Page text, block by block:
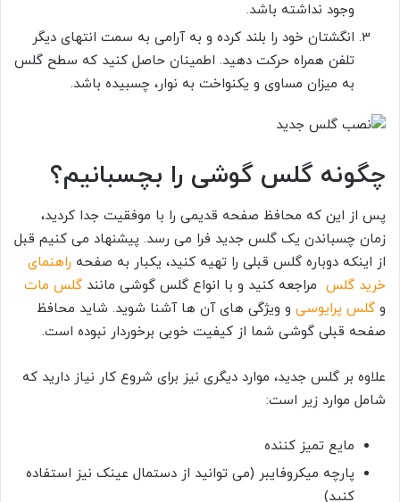
وجود نداشته باشد.
انگشتان خود را بلند کرده و به آرامی به سمت انتهای دیگر
تلفن همراه حرکت دهید. اطمینان حاصل کنید که سطح گلس
به میزان مساوی و یکنواخت به نوار، چسبیده باشد.
چگونه گلس گوشی را بچسبانیم؟
پس از این که محافظ صفحه قدیمی را با موفقیت جدا کردید،
زمان چسباندن یک گلس جدید فرا می رسد. پیشنهاد می کنیم قبل
از اینکه دوباره گلس قبلی را تهیه کنید، یکبار به صفحه راهنمای
خرید گلس مراجعه کنید و با انواع گلس گوشی مانند گلس مات
و گلس پرایوسی و ویژگی های آن ها آشنا شوید. شاید محافظ
صفحه قبلی گوشی شما از کیفیت خوبی برخوردار نبوده است.
علاوه بر گلس جدید، موارد دیگری نیز برای شروع کار نیاز دارید که
شامل موارد زیر است:
مایع تمیز کننده
پارچه میکروفایبر (می توانید از دستمال عینک نیز استفاده
کنید)